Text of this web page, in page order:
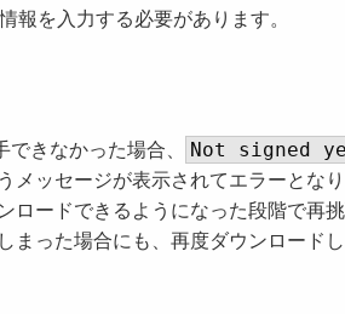
報を入力する必要があります。
きなかった場合、
Not signed
メッセージが表示されてエラーとなり
ロードできるようになった段階で再
まった場合にも、再度ダウンロード